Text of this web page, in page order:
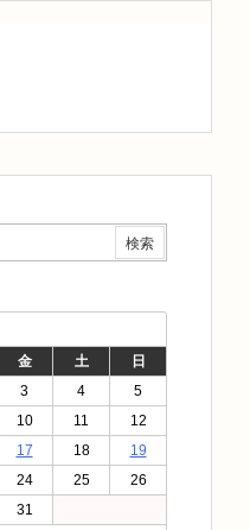
金 土
日
3 4
5
10 11
12
17 18
19
24 25
26
31